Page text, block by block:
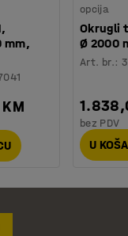
mm,
opcija
Okrugli
Ø 2000
Art. br.:
bez PDV
U